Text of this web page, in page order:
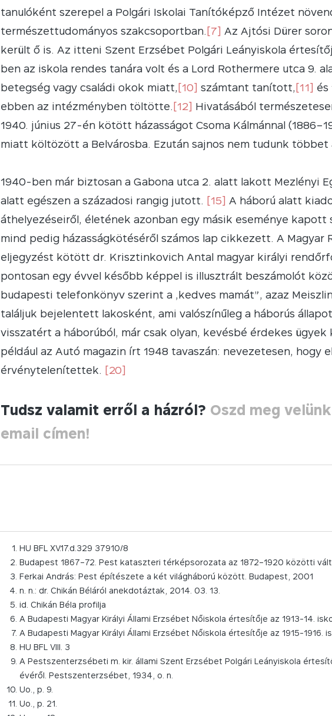
tanulóként szerepel a Polgári Iskolai Tanítóképző Intézet
természettudományos szakcsoportban. [7] Az Ajtósi Dürer
került ő is. Az itteni Szent Erzsébet Polgári Leányiskola
ben az iskola rendes tanára volt és a Lord Rothermere utca 9.
betegség vagy családi okok miatt, [10] számtant tanított, [11] és
ebben az intézményben töltötte. [12] Hivatásából
1940. június 27-én kötött házasságot Csoma Kálmánnal
miatt költözött a Belvárosba. Ezután sajnos nem tudunk többet
1940-ben már biztosan a Gabona utca 2. alatt lakott Mezlényi
alatt egészen a századosi rangig jutott. [15] A háború alatt
áthelyezéseiről, életének azonban egy másik eseménye kapott
mind pedig házasságkötéséről számos lap cikkezett. A Magyar
eljegyzést kötött dr. Krisztinkovich Antal magyar királyi
pontosan egy évvel később képpel is illusztrált beszámolót
budapesti telefonkönyv szerint a „kedves mamát”, azaz
találjuk bejelentett lakosként, ami valószínűleg a háborús
visszatért a háborúból, már csak olyan, kevésbé érdekes
például az Autó magazin írt 1948 tavaszán: nevezetesen,
érvénytelenítettek. [20]
Tudsz valamit erről a házról? Oszd meg
email címen!
HU BFL XV.17.d.329 37910/8
Budapest 1867–72. Pest kataszteri térképsorozata az 1872–1920 közötti
Ferkai András: Pest építészete a két világháború között. Budapest, 2001
n. n.: dr. Chikán Béláról anekdotáztak, 2014. 03. 13.
id. Chikán Béla profilja
A Budapesti Magyar Királyi Állami Erzsébet Nőiskola értesítője az 1913-14.
A Budapesti Magyar Királyi Állami Erzsébet Nőiskola értesítője az 1915-1916.
HU BFL VIII. 3
A Pestszenterzsébeti m. kir. állami Szent Erzsébet Polgári Leányiskola
évéről. Pestszenterzsébet, 1934, o. n.
Uo., p. 9.
Uo., p. 21.